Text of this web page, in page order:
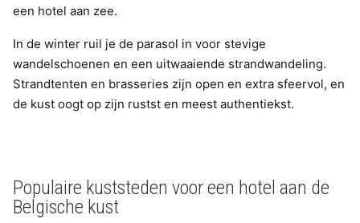
een hotel aan zee.
In de winter ruil je de parasol in voor stevige
wandelschoenen en een uitwaaiende strandwandeling.
Strandtenten en brasseries zijn open en extra sfeervol, en
de kust oogt op zijn rustst en meest authentiekst.
Populaire kuststeden voor een hotel aan de
Belgische kust